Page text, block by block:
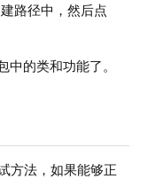
路径中，然后点
的类和功能了。
方法，如果能够正